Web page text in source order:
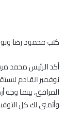
كتب محمود رضا
أكد الرئيس محمد
نوفمبر القادم
المرافق، بينما
وأتمنى لك كل